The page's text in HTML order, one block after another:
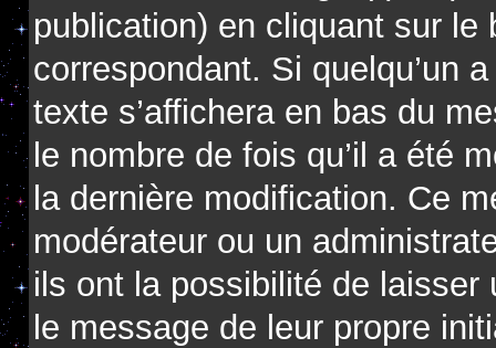
publication) en cliquant sur le
correspondant. Si quelqu’un
texte s’affichera en bas du
le nombre de fois qu’il a été
la dernière modification. Ce
modérateur ou un
ils ont la possibilité de laisser
le message de leur propre